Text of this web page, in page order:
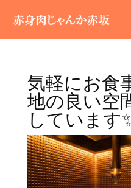
気軽にお食
地の良い空
しています